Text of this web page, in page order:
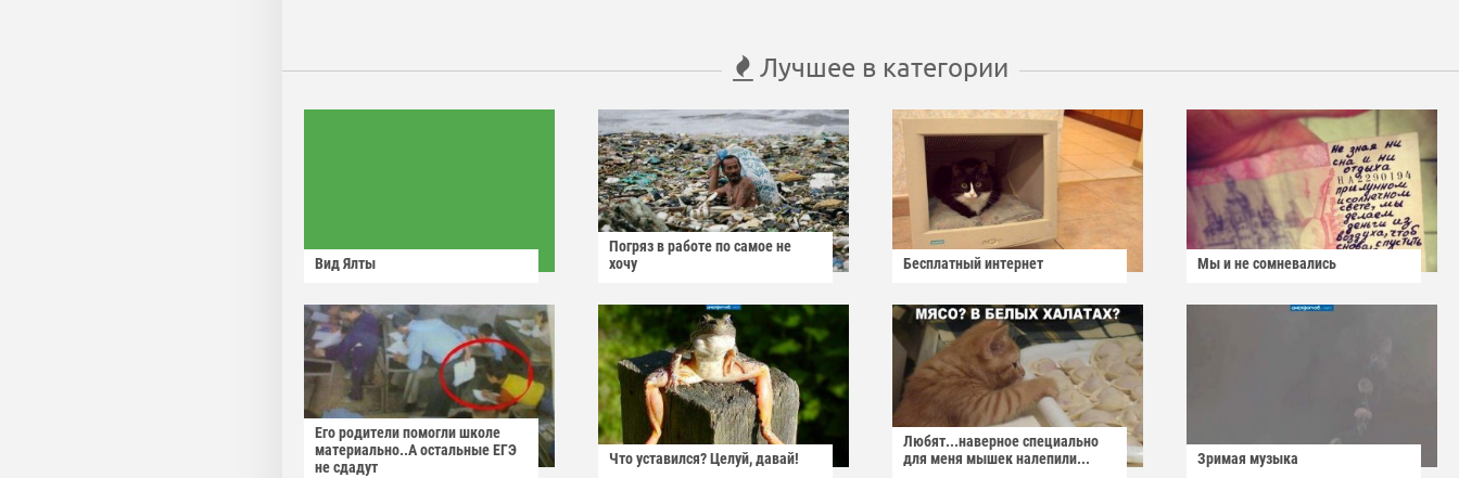
Лучшее в категории
Вид Ялты
Погряз в работе по самое не
хочу
Бесплатный интернет Мы и не сомневались
Его родители помогли школе
материально..А остальные ЕГЭ
не сдадут
Что уставился? Целуй, давай!
Любят...наверное специально
для меня мышек налепили...
Зримая музыка